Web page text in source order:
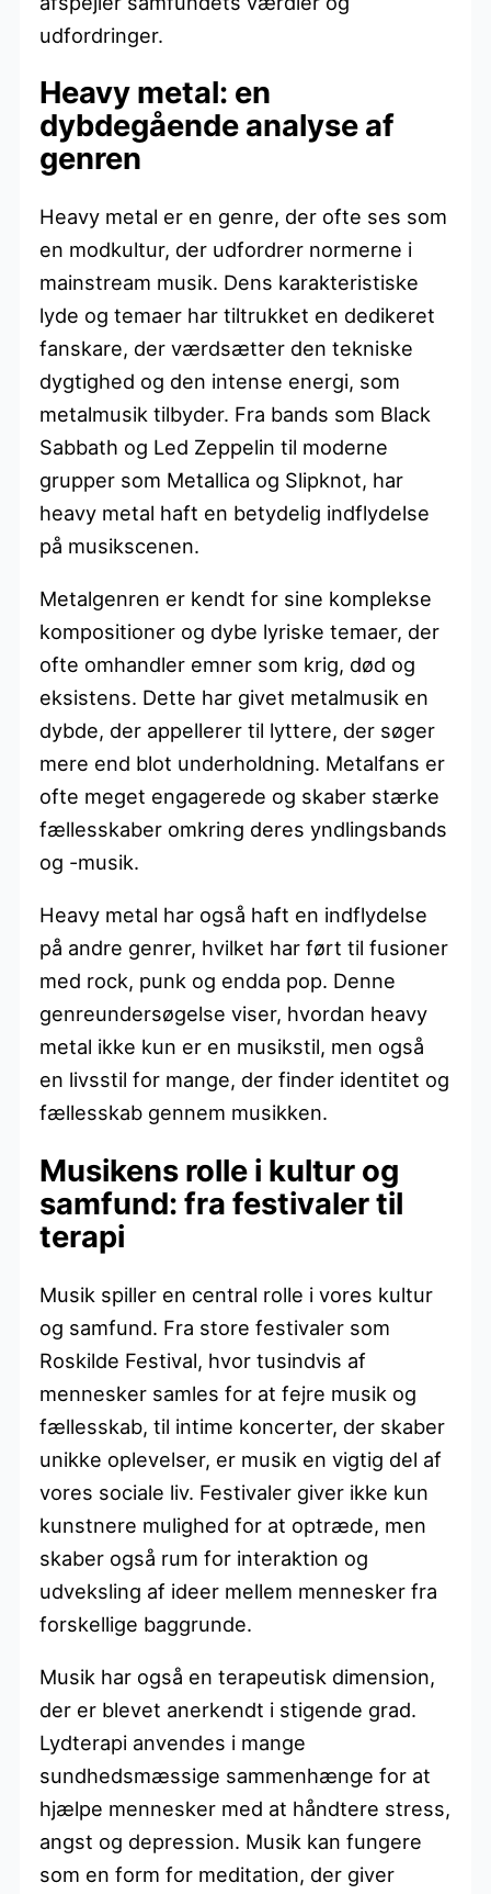
udfordringer.
Heavy metal: en
dybdegående analyse af
genren
Heavy metal er en genre, der ofte ses som
en modkultur, der udfordrer normerne i
mainstream musik. Dens karakteristiske
lyde og temaer har tiltrukket en dedikeret
fanskare, der værdsætter den tekniske
dygtighed og den intense energi, som
metalmusik tilbyder. Fra bands som Black
Sabbath og Led Zeppelin til moderne
grupper som Metallica og Slipknot, har
heavy metal haft en betydelig indflydelse
på musikscenen.
Metalgenren er kendt for sine komplekse
kompositioner og dybe lyriske temaer, der
ofte omhandler emner som krig, død og
eksistens. Dette har givet metalmusik en
dybde, der appellerer til lyttere, der søger
mere end blot underholdning. Metalfans er
ofte meget engagerede og skaber stærke
fællesskaber omkring deres yndlingsbands
og -musik.
Heavy metal har også haft en indflydelse
på andre genrer, hvilket har ført til fusioner
med rock, punk og endda pop. Denne
genreundersøgelse viser, hvordan heavy
metal ikke kun er en musikstil, men også
en livsstil for mange, der finder identitet og
fællesskab gennem musikken.
Musikens rolle i kultur og
samfund: fra festivaler til
terapi
Musik spiller en central rolle i vores kultur
og samfund. Fra store festivaler som
Roskilde Festival, hvor tusindvis af
mennesker samles for at fejre musik og
fællesskab, til intime koncerter, der skaber
unikke oplevelser, er musik en vigtig del af
vores sociale liv. Festivaler giver ikke kun
kunstnere mulighed for at optræde, men
skaber også rum for interaktion og
udveksling af ideer mellem mennesker fra
forskellige baggrunde.
Musik har også en terapeutisk dimension,
der er blevet anerkendt i stigende grad.
Lydterapi anvendes i mange
sundhedsmæssige sammenhænge for at
hjælpe mennesker med at håndtere stress,
angst og depression. Musik kan fungere
som en form for meditation, der giver